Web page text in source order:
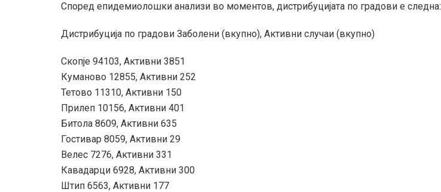
Според епидемиолошки анализи во моментов, дистрибуцијата по градови е следна:
Дистрибуција по градови Заболени (вкупно), Активни случаи (вкупно)
Скопје 94103, Активни 3851
Куманово 12855, Активни 252
Тетово 11310, Активни 150
Прилеп 10156, Активни 401
Битола 8609, Активни 635
Гостивар 8059, Активни 29
Велес 7276, Активни 331
Кавадарци 6928, Активни 300
Штип 6563, Активни 177